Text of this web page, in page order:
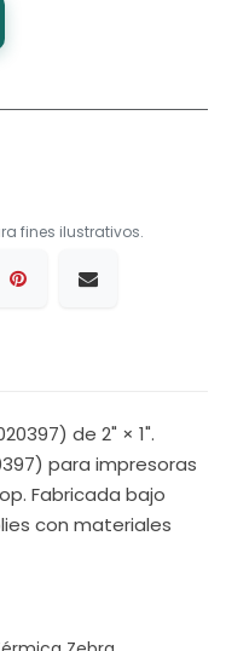
fines ilustrativos.
de 2" × 1".
para impresoras
Fabricada bajo
con materiales